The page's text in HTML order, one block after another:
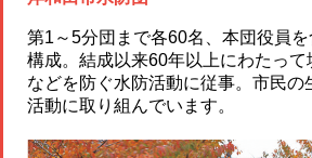
第1～5分団まで各60名、本団役員
構成。結成以来60年以上にわたっ
などを防ぐ水防活動に従事。市民の
活動に取り組んでいます。